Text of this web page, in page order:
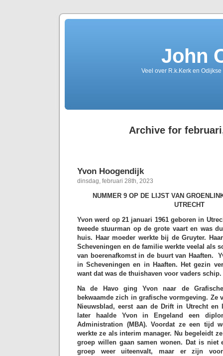
John
Veel over R.k.Kerk en
Archive for
Yvon Hoogendijk
dinsdag, februari 28th, 2023
NUMMER 9 OP DE LIJST VAN
UTRECHT
Yvon werd op 21 januari 1961 geboren in
tweede stuurman op de grote vaart en was
huis. Haar moeder werkte bij de Gruyter.
Scheveningen en de familie werkte veelal als
van boerenafkomst in de buurt van Haaften.
in Scheveningen en in Haaften. Het gezin
want dat was de thuishaven voor vaders schip.
Na de Havo ging Yvon naar de
bekwaamde zich in grafische vormgeving. Ze
Nieuwsblad, eerst aan de Drift in Utrecht en
later haalde Yvon in Engeland een
Administration (MBA). Voordat ze een tijd
werkte ze als interim manager. Nu begeleidt
groep willen gaan samen wonen. Dat is niet
groep weer uiteenvalt, maar er zijn